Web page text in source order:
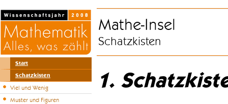
Start
Schatzkisten
Viel und Wenig
Muster und Figuren
Mathe-Insel
Schatzkisten
1.